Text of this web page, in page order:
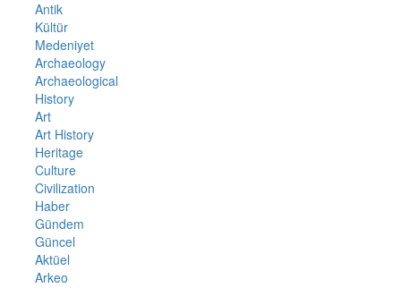
Antik
Kültür
Medeniyet
Archaeology
Archaeological
History
Art
Art History
Heritage
Culture
Civilization
Haber
Gündem
Güncel
Aktüel
Arkeo